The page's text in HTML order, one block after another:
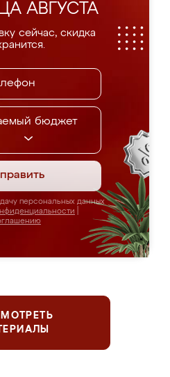
АВГУСТА
сейчас, скидка
бюджет
персональных данных